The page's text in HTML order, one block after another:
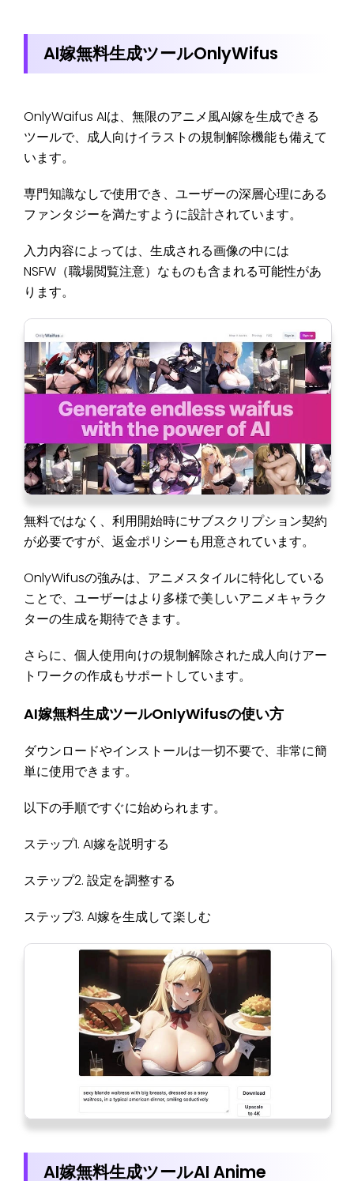
AI嫁無料生成ツールOnlyWifus
OnlyWaifus AIは、無限のアニメ風AI嫁を生成できる
ツールで、成人向けイラストの規制解除機能も備えて
います。
専門知識なしで使用でき、ユーザーの深層心理にある
ファンタジーを満たすように設計されています。
入力内容によっては、生成される画像の中には
NSFW（職場閲覧注意）なものも含まれる可能性があ
ります。
無料ではなく、利用開始時にサブスクリプション契約
が必要ですが、返金ポリシーも用意されています。
OnlyWifusの強みは、アニメスタイルに特化している
ことで、ユーザーはより多様で美しいアニメキャラク
ターの生成を期待できます。
さらに、個人使用向けの規制解除された成人向けアー
トワークの作成もサポートしています。
AI嫁無料生成ツールOnlyWifusの使い方
ダウンロードやインストールは一切不要で、非常に簡
単に使用できます。
以下の手順ですぐに始められます。
ステップ1. AI嫁を説明する
ステップ2. 設定を調整する
ステップ3. AI嫁を生成して楽しむ
AI嫁無料生成ツールAI Anime